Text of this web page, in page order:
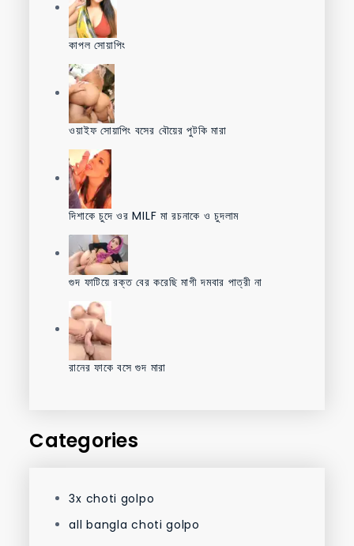
কাপল সোয়াপিং
ওয়াইফ সোয়াপিং বসের বৌয়ের পুটকি মারা
দিশাকে চুদে ওর MILF মা রচনাকে ও চুদলাম
গুদ ফাটিয়ে রক্ত বের করেছি মাগী দমবার পাত্রী না
রানের ফাকে বসে গুদ মারা
Categories
3x choti golpo
all bangla choti golpo